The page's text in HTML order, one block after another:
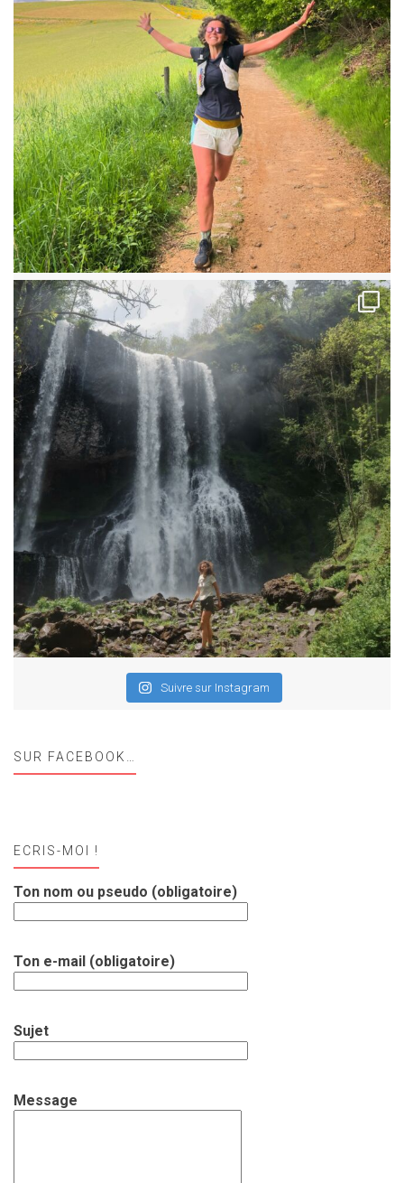
Suivre sur Instagram
SUR FACEBOOK…
ECRIS-MOI !
Ton nom ou pseudo (obligatoire)
Ton e-mail (obligatoire)
Sujet
Message